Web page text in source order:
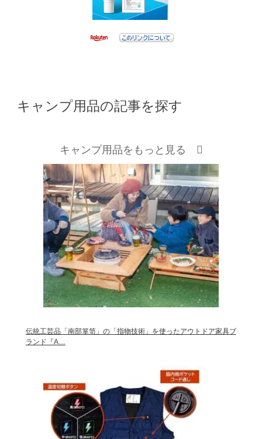
キャンプ用品の記事を探す
キャンプ用品をもっと見る
伝統工芸品「南部箪笥」の「指物技術」を使ったアウトドア家具ブ
ランド『A…